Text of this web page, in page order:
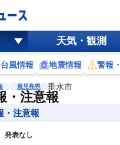
天気・観測
台風情報 地震情報 警報
鹿児島県 垂水市
・注意報
・注意報
発表なし